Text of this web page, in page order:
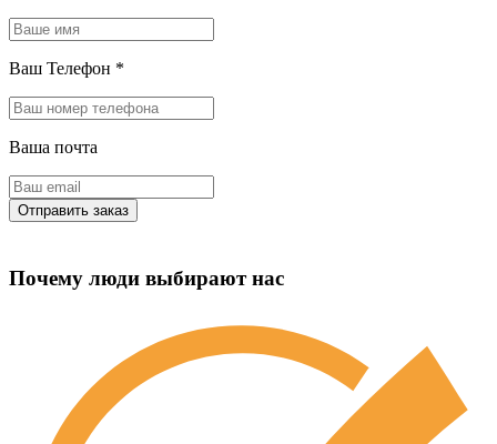
Ваш Телефон *
Ваша почта
Почему люди выбирают нас